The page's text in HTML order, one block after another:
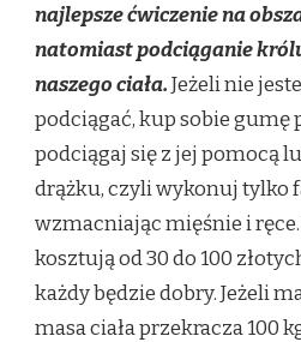
najlepsze ćwiczenie na
natomiast podciąganie
naszego ciała.Jeżeli nie
podciągać, kup sobie gumę
podciągaj się z jej pomocą
drążku, czyli wykonuj tylko
wzmacniając mięśnie i
kosztują od 30 do 100
każdy będzie dobry. Jeżeli
masa ciała przekracza 100